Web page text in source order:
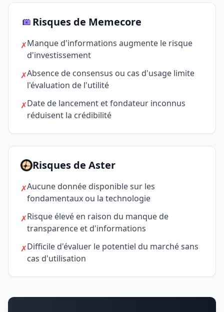
Risques de Memecore
✗Manque d'informations augmente le risque
d'investissement
✗Absence de consensus ou cas d'usage limite
l'évaluation de l'utilité
✗Date de lancement et fondateur inconnus
réduisent la crédibilité
Risques de Aster
✗Aucune donnée disponible sur les
fondamentaux ou la technologie
✗Risque élevé en raison du manque de
transparence et d'informations
✗Difficile d'évaluer le potentiel du marché sans
cas d'utilisation